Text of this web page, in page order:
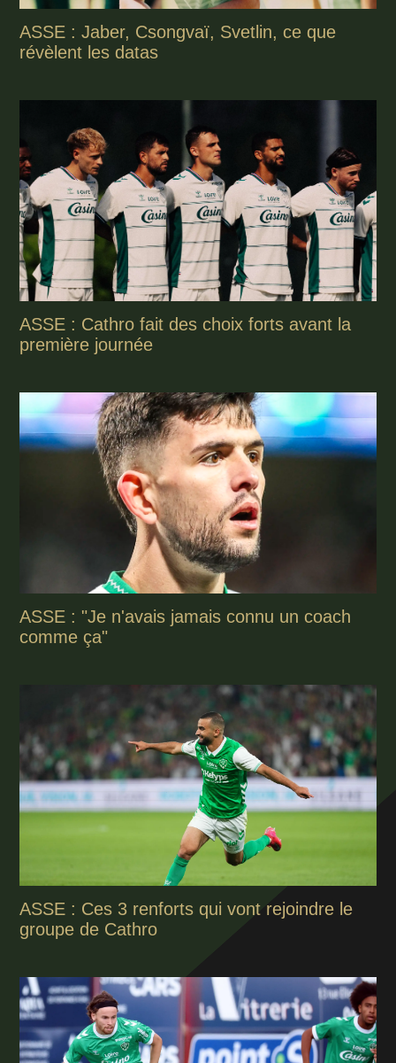
ASSE : Jaber, Csongvaï, Svetlin, ce que
révèlent les datas
ASSE : Cathro fait des choix forts avant la
première journée
ASSE : "Je n'avais jamais connu un coach
comme ça"
ASSE : Ces 3 renforts qui vont rejoindre le
groupe de Cathro